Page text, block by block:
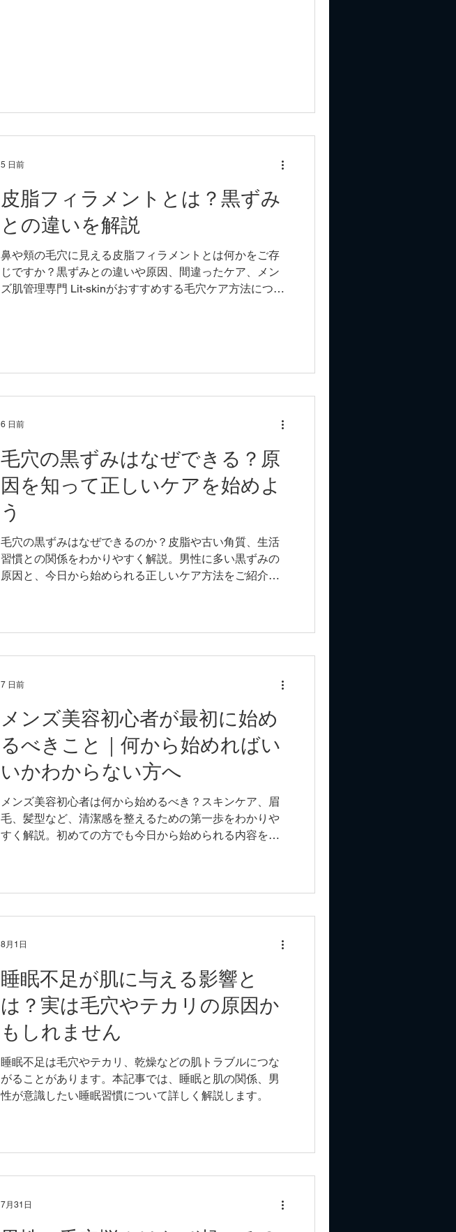
皮脂フィラメントとは？黒ずみ
との違いを解説
鼻や頬の毛穴に見える皮脂フィラメントとは何かをご存
じですか？黒ずみとの違いや原因、間違ったケア、メン
ズ肌管理専門 Lit-skinがおすすめする毛穴ケア方法につい
5 日前
毛穴の黒ずみはなぜできる？原
因を知って正しいケアを始めよ
う
毛穴の黒ずみはなぜできるのか？皮脂や古い角質、生活
習慣との関係をわかりやすく解説。男性に多い黒ずみの
原因と、今日から始められる正しいケア方法をご紹介し
6 日前
メンズ美容初心者が最初に始め
るべきこと｜何から始めればい
いかわからない方へ
メンズ美容初心者は何から始めるべき？スキンケア、眉
毛、髪型など、清潔感を整えるための第一歩をわかりや
すく解説。初めての方でも今日から始められる内容をご
7 日前
睡眠不足が肌に与える影響と
は？実は毛穴やテカリの原因か
もしれません
睡眠不足は毛穴やテカリ、乾燥などの肌トラブルにつな
がることがあります。本記事では、睡眠と肌の関係、男
性が意識したい睡眠習慣について詳しく解説します。
8月1日
7月31日